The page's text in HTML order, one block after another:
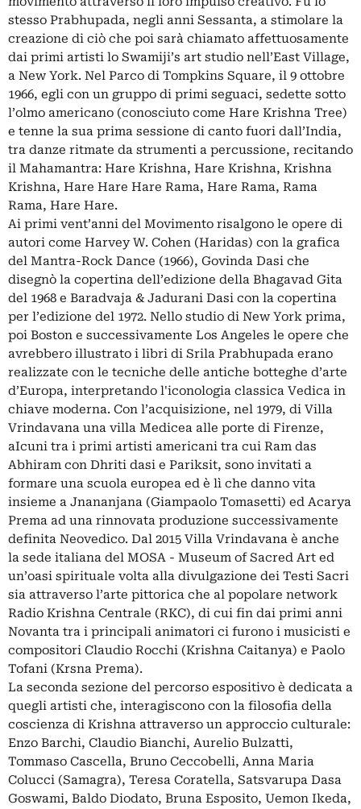
stesso Prabhupada, negli anni Sessanta, a stimolare la
creazione di ciò che poi sarà chiamato affettuosamente
dai primi artisti lo Swamiji’s art studio nell’East Village,
a New York. Nel Parco di Tompkins Square, il 9 ottobre
1966, egli con un gruppo di primi seguaci, sedette sotto
l’olmo americano (conosciuto come Hare Krishna Tree)
e tenne la sua prima sessione di canto fuori dall’India,
tra danze ritmate da strumenti a percussione, recitando
il Mahamantra: Hare Krishna, Hare Krishna, Krishna
Krishna, Hare Hare Hare Rama, Hare Rama, Rama
Rama, Hare Hare.
Ai primi vent’anni del Movimento risalgono le opere di
autori come Harvey W. Cohen (Haridas) con la grafica
del Mantra-Rock Dance (1966), Govinda Dasi che
disegnò la copertina dell’edizione della Bhagavad Gita
del 1968 e Baradvaja & Jadurani Dasi con la copertina
per l’edizione del 1972. Nello studio di New York prima,
poi Boston e successivamente Los Angeles le opere che
avrebbero illustrato i libri di Srila Prabhupada erano
realizzate con le tecniche delle antiche botteghe d’arte
d’Europa, interpretando l'iconologia classica Vedica in
chiave moderna. Con l’acquisizione, nel 1979, di Villa
Vrindavana una villa Medicea alle porte di Firenze,
aIcuni tra i primi artisti americani tra cui Ram das
Abhiram con Dhriti dasi e Pariksit, sono invitati a
formare una scuola europea ed è lì che danno vita
insieme a Jnananjana (Giampaolo Tomasetti) ed Acarya
Prema ad una rinnovata produzione successivamente
definita Neovedico. Dal 2015 Villa Vrindavana è anche
la sede italiana del MOSA - Museum of Sacred Art ed
un’oasi spirituale volta alla divulgazione dei Testi Sacri
sia attraverso l’arte pittorica che al popolare network
Radio Krishna Centrale (RKC), di cui fin dai primi anni
Novanta tra i principali animatori ci furono i musicisti e
compositori Claudio Rocchi (Krishna Caitanya) e Paolo
Tofani (Krsna Prema).
La seconda sezione del percorso espositivo è dedicata a
quegli artisti che, interagiscono con la filosofia della
coscienza di Krishna attraverso un approccio culturale:
Enzo Barchi, Claudio Bianchi, Aurelio Bulzatti,
Tommaso Cascella, Bruno Ceccobelli, Anna Maria
Colucci (Samagra), Teresa Coratella, Satsvarupa Dasa
Goswami, Baldo Diodato, Bruna Esposito, Uemon Ikeda,